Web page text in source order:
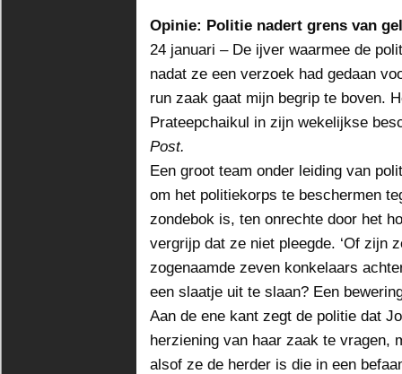
Opinie: Politie nadert grens van
24 januari – De ijver waarmee de
nadat ze een verzoek had gedaan
run zaak gaat mijn begrip te boven.
Prateepchaikul in zijn wekelijkse
Post.
Een groot team onder leiding van
om het politiekorps te beschermen
zondebok is, ten onrechte door het
vergrijp dat ze niet pleegde. ‘Of zijn
zogenaamde zeven konkelaars
een slaatje uit te slaan? Een
Aan de ene kant zegt de politie dat
herziening van haar zaak te vragen,
alsof ze de herder is die in een